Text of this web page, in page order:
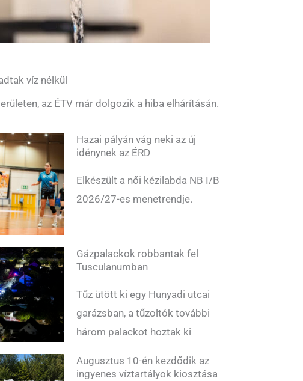
víz nélkül
az ÉTV már dolgozik a hiba elhárításán.
Hazai pályán vág neki az új
idénynek az ÉRD
Elkészült a női kézilabda NB I/B
2026/27-es menetrendje.
Gázpalackok robbantak fel
Tusculanumban
Tűz ütött ki egy Hunyadi utcai
garázsban, a tűzoltók további
három palackot hoztak ki
Augusztus 10-én kezdődik az
ingyenes víztartályok kiosztása